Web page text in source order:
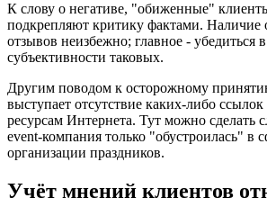
К слову о негативе, "обиженные"
подкрепляют критику фактами. Наличие
отзывов неизбежно; главное - убедиться
субъективности таковых.
Другим поводом к осторожному
выступает отсутствие каких-либо
ресурсам Интернета. Тут можно сделать
event-компания только "обустроилась" в
организации праздников.
Учёт мнений клиентов